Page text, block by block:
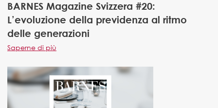
BARNES Magazine Svizzera #20:
L’evoluzione della previdenza al ritmo
delle generazioni
Saperne di più